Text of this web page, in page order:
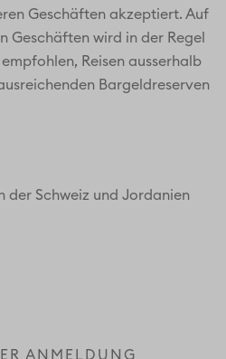
Geschäften akzeptiert. Auf
Geschäften wird in der Regel
Reisen ausserhalb
Bargeldreserven
der Schweiz und Jordanien
ANMELDUNG